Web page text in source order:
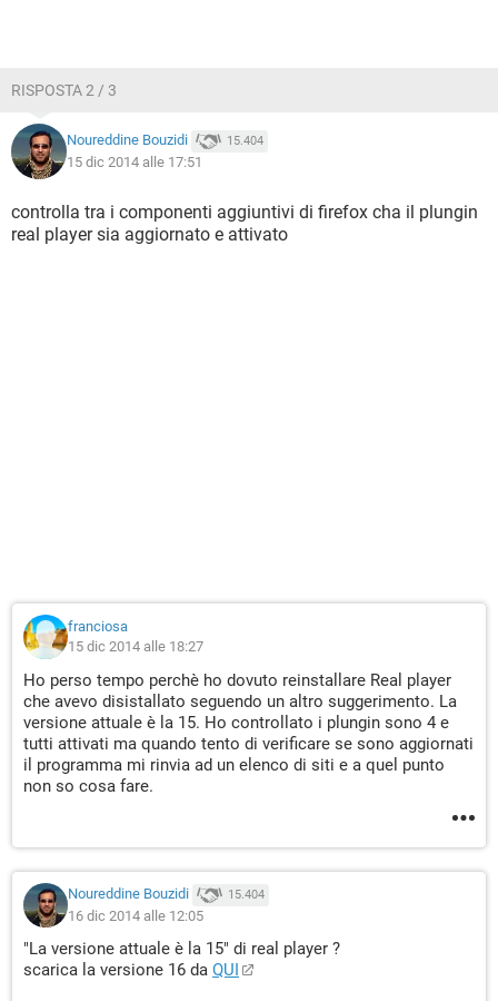
RISPOSTA 2 / 3
Noureddine Bouzidi 15.404
15 dic 2014 alle 17:51
controlla tra i componenti aggiuntivi di firefox cha il plungin
real player sia aggiornato e attivato
franciosa
15 dic 2014 alle 18:27
Ho perso tempo perchè ho dovuto reinstallare Real player
che avevo disistallato seguendo un altro suggerimento. La
versione attuale è la 15. Ho controllato i plungin sono 4 e
tutti attivati ma quando tento di verificare se sono aggiornati
il programma mi rinvia ad un elenco di siti e a quel punto
non so cosa fare.
Noureddine Bouzidi 15.404
16 dic 2014 alle 12:05
"La versione attuale è la 15" di real player ?
scarica la versione 16 da QUI